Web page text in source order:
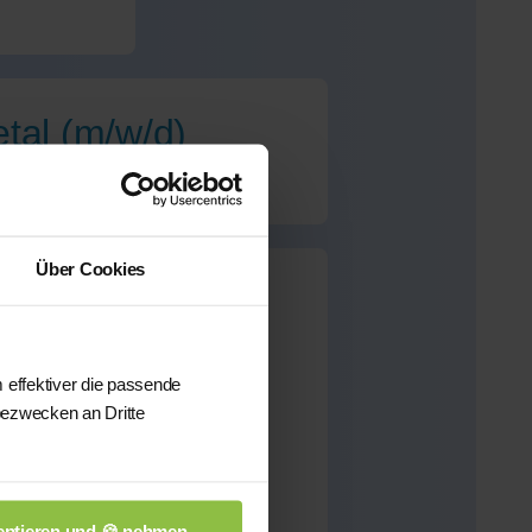
Über Cookies
effektiver die passende
an Dritte
(m/w/d)